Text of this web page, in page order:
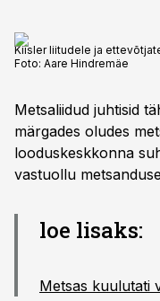
Kiisler liitudele ja
Foto: Aare Hindremäe
Metsaliidud juhtisid
märgades oludes
looduskeskkonna
vastuollu
loe lisaks:
Metsas kuulutati